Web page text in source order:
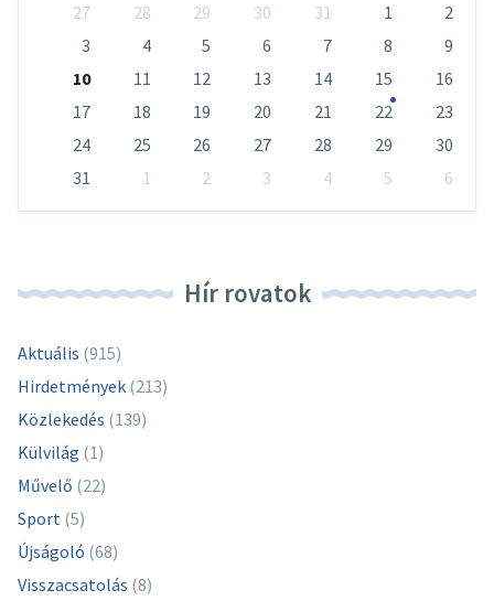
calendar
27 28 29 30 31 1
2
3
4 5 6 7 8
9
10
11 12 13 14 15
16
17
18 19 20 21 22
23
24
25 26 27 28 29
30
31
1 2 3 4 5
6
Hír rovatok
Aktuális (915)
Hirdetmények (213)
Közlekedés (139)
Külvilág (1)
Művelő (22)
Sport (5)
Újságoló (68)
Visszacsatolás (8)